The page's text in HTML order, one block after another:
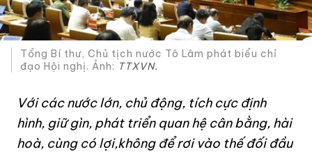
Tổng Bí thư, Chủ tịch nước Tô Lâm phát biểu chỉ
đạo Hội nghị. Ảnh: TTXVN.
Với các nước lớn, chủ động, tích cực định
hình, giữ gìn, phát triểnquan hệ cân bằng, hài
hoà, cùng có lợi,không để rơi vào thế đối đầu